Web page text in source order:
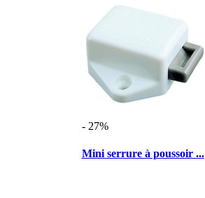
- 27%
Mini serrure à poussoir ...